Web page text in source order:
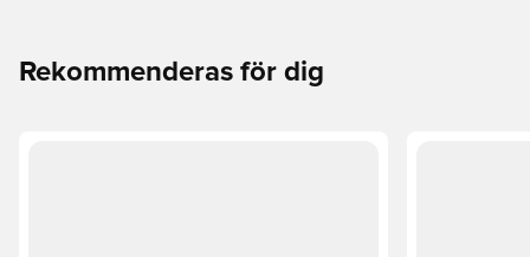
Rekommenderas för dig